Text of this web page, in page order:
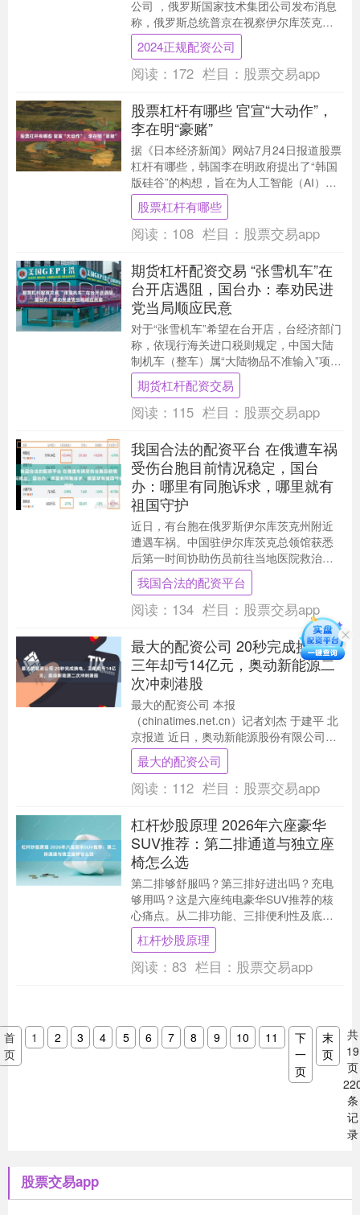
公司 ，俄罗斯国家技术集团公司发布消息
称，俄罗斯总统普京在视察伊尔库茨克飞
机制造厂期间，首次观摩了经过现代化改
造的雅克....
2024正规配资公司
阅读： 172 栏目： 股票交易app
股票杠杆有哪些 官宣“大动作”，
李在明“豪赌”
据《日本经济新闻》网站7月24日报道股票
杠杆有哪些，韩国李在明政府提出了“韩国
版硅谷”的构想，旨在为人工智能（AI）产
业夯实基础。政府计划在西南部全罗道打
造一个....
股票杠杆有哪些
阅读： 108 栏目： 股票交易app
期货杠杆配资交易 “张雪机车”在
台开店遇阻，国台办：奉劝民进
党当局顺应民意
对于“张雪机车”希望在台开店，台经济部门
称，依现行海关进口税则规定，中国大陆
制机车（整车）属“大陆物品不准输入”项
目，依法不得输入台湾。 在今天召开的国
台办新闻....
期货杠杆配资交易
阅读： 115 栏目： 股票交易app
我国合法的配资平台 在俄遭车祸
受伤台胞目前情况稳定，国台
办：哪里有同胞诉求，哪里就有
祖国守护
近日，有台胞在俄罗斯伊尔库茨克州附近
遭遇车祸。中国驻伊尔库茨克总领馆获悉
后第一时间协助伤员前往当地医院救治，
并探望慰问受伤台胞。 在今天召开的国台
办新闻发布会上....
我国合法的配资平台
阅读： 134 栏目： 股票交易app
最大的配资公司 20秒完成换电，
三年却亏14亿元，奥动新能源二
次冲刺港股
最大的配资公司 本报
（chinatimes.net.cn）记者刘杰 于建平 北
京报道 近日，奥动新能源股份有限公司向
港交所递交上市申请。招股书显示，奥动
新能源主....
最大的配资公司
阅读： 112 栏目： 股票交易app
杠杆炒股原理 2026年六座豪华
SUV推荐：第二排通道与独立座
椅怎么选
第二排够舒服吗？第三排好进出吗？充电
够用吗？这是六座纯电豪华SUV推荐的核
心痛点。从二排功能、三排便利性及底盘
质感选车更务实。结合行政礼宾与底盘表
现杠杆炒股原理....
杠杆炒股原理
阅读： 83 栏目： 股票交易app
首
页
1 2 3 4 5 6 7 8 9 10 11
下
一
页
末
页
共
19
页
条
记
录
股票交易app